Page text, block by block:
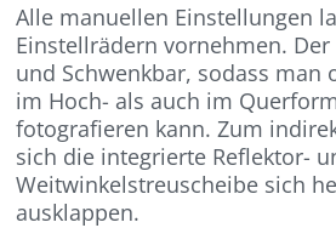
Alle manuellen Einstellungen
Einstellrädern vornehmen.
und Schwenkbar, sodass man
im Hoch- als auch im
fotografieren kann. Zum
sich die integrierte Reflektor-
Weitwinkelstreuscheibe sich
ausklappen.